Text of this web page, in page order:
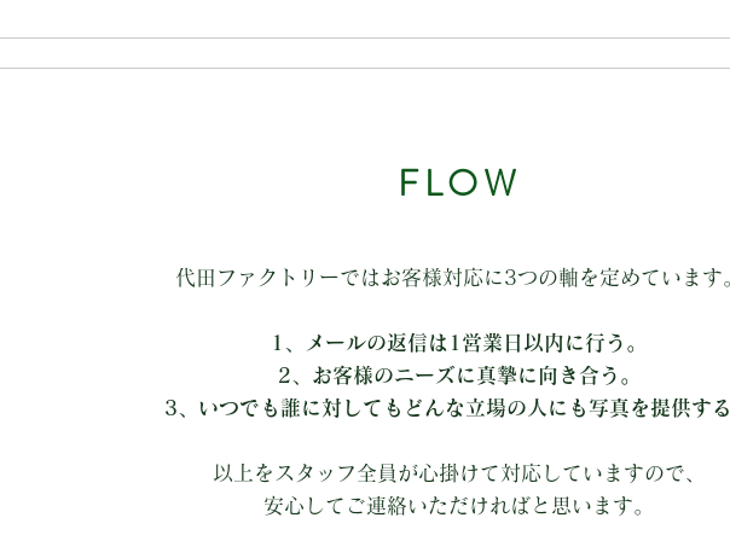
FLOW
代田ファクトリーではお客様対応に3つの軸を定めています
1、メールの返信は1営業日以内に行う。
2、お客様のニーズに真摯に向き合う。
3、いつでも誰に対してもどんな立場の人にも写真を提供する
以上をスタッフ全員が心掛けて対応していますので、
​安心してご連絡いただければと思います。